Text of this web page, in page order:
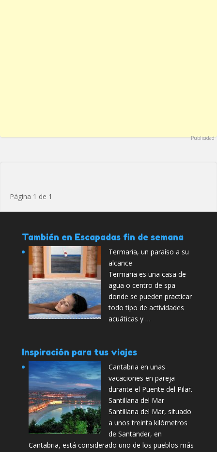
Publicidad
Página 1 de 1
También en Escapadas fin de semana
Termaria, un paraíso a su
alcance
Termaria es una casa de
agua o centro de spa
donde se pueden practicar
todo tipo de actividades
acuáticas y …
Inspiración para tus viajes
Cantabria en unas
vacaciones en pareja
durante el Puente del Pilar.
Santillana del Mar
Santillana del Mar, situado
a unos treinta kilómetros
de Santander, en
Cantabria, está considerado uno de los pueblos más